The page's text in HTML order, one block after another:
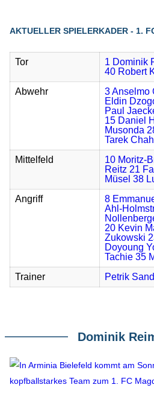
AKTUELLER SPIELERKADER - 1.
Tor 1 Dominik
40 Robert
Abwehr
3 Anselmo
Eldin
Paul
15 Daniel
Musonda
Tarek
Mittelfeld
10 Moritz-
Reitz 21
Müsel 38
Angriff
8
Ahl-
20 Kevin
Zukowski
Doyoung
Tachie 35
Trainer
Petrik
Dominik